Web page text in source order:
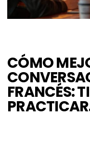
CÓMO
FRANCÉS:
PRACTICAR